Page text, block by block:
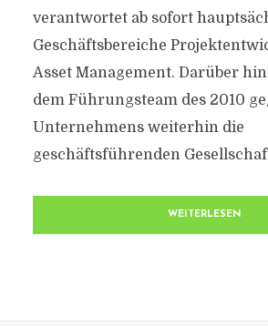
verantwortet ab sofort
Geschäftsbereiche
Asset Management. Darüber
dem Führungsteam des 2010
Unternehmens weiterhin die
geschäftsführenden
WEITERLESEN